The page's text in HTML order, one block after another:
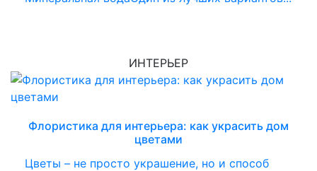
ИНТЕРЬЕР
Флористика для интерьера: как украсить дом
цветами
Цветы – не просто украшение, но и способ